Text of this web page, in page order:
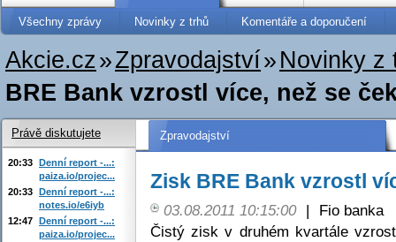
Všechny zprávy Novinky z trhů Komentáře a doporučení
Akcie.cz»Zpravodajství» Novinky z
BRE Bank vzrostl více, než se
Zpravodajství
Zisk BRE Bank vzrostl
03.08.2011 10:15:00 |
Fio banka
Čistý zisk v druhém kvartále
Právě diskutujete
20:33 Denní report -...:
paiza.io/projec...
20:33 Denní report -...:
notes.io/e6iyb
12:47 Denní report -...:
paiza.io/projec...